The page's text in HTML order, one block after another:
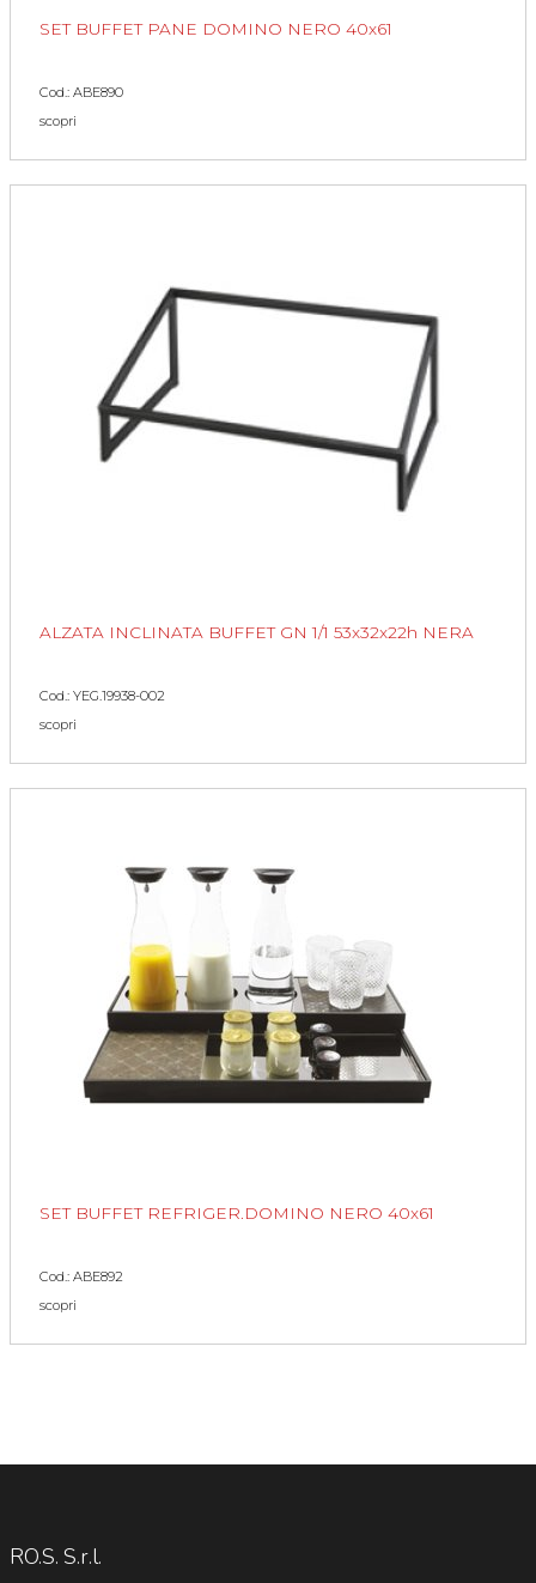
SET BUFFET PANE DOMINO NERO 40x61
Cod.: ABE890
scopri
ALZATA INCLINATA BUFFET GN 1/1 53x32x22h NERA
Cod.: YEG.19938-002
scopri
SET BUFFET REFRIGER.DOMINO NERO 40x61
Cod.: ABE892
scopri
RO.S. S.r.l.